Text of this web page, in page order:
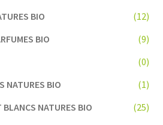
BIO
(12)
BIO
(9)
(0)
NATURES BIO
(1)
BLANCS NATURES BIO
(25)